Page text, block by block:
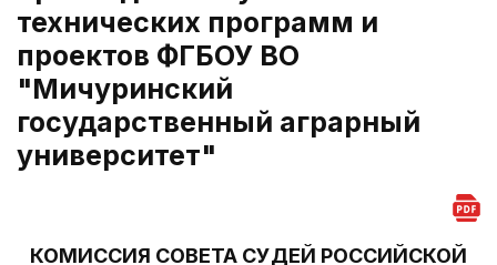
технических программ и
проектов ФГБОУ ВО
"Мичуринский
государственный аграрный
университет"
КОМИССИЯ СОВЕТА СУДЕЙ РОССИЙСКОЙ